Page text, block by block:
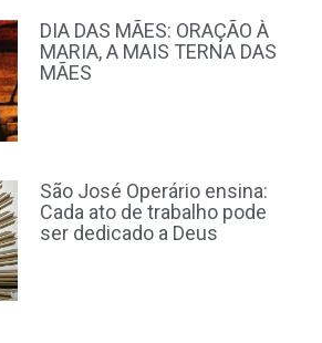
DIA DAS MÃES: ORAÇÃO À
MARIA, A MAIS TERNA DAS
MÃES
São José Operário ensina:
Cada ato de trabalho pode
ser dedicado a Deus